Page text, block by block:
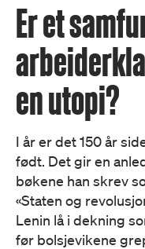
Er et
en utopi?
I år er det 150 år
født. Det gir en
bøkene han skrev
«Staten og
Lenin lå i dekning
før bolsjevikene